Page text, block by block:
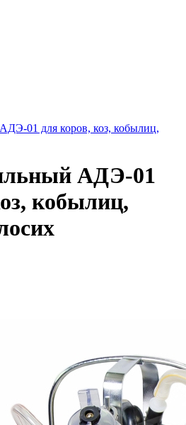
01 для коров, коз, кобылиц,
АДЭ-01
кобылиц,